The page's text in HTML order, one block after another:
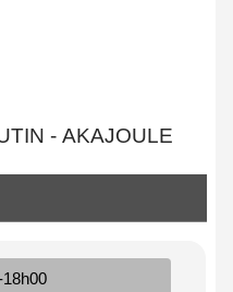
- AKAJOULE